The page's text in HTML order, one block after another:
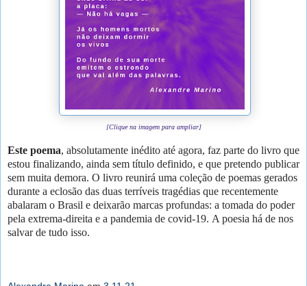
[Clique na imagem para ampliar]
Este poema, absolutamente inédito até agora, faz parte do livro que
estou finalizando, ainda sem título definido, e que pretendo publicar
sem muita demora. O livro reunirá uma coleção de poemas gerados
durante a eclosão das duas terríveis tragédias que recentemente
abalaram o Brasil e deixarão marcas profundas: a tomada do poder
pela extrema-direita e a pandemia de covid-19. A poesia há de nos
salvar de tudo isso.